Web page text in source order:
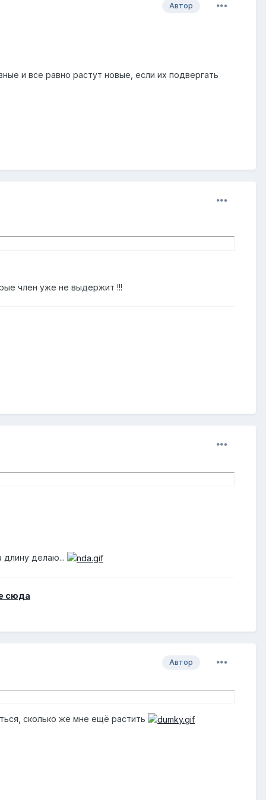
Автор
и все равно растут новые, если их подвергать
член уже не выдержит !!!
длину делаю...
сюда
Автор
сколько же мне ещё растить